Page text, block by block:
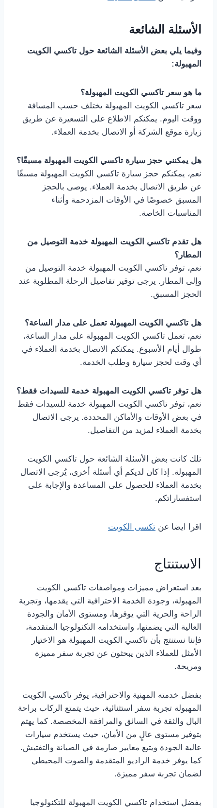
الأسئلة الشائعة
وفيما يلي بعض الأسئلة الشائعة حول تاكسي الكويت
المهبولة:
ما هو سعر تاكسي الكويت المهبولة؟
سعر تاكسي الكويت المهبولة يختلف حسب المسافة
ووقت اليوم. يمكنكم الاطلاع على التسعيرة عن طريق
زيارة موقع الشركة أو الاتصال بخدمة العملاء.
هل يمكنني حجز سيارة تاكسي الكويت المهبولة مسبقًا؟
نعم، يمكنكم حجز سيارة تاكسي الكويت المهبولة مسبقًا
عن طريق الاتصال بخدمة العملاء. يوصى بالحجز
المسبق خصوصًا في الأوقات المزدحمة وأثناء
المناسبات الخاصة.
هل تقدم تاكسي الكويت المهبولة خدمة التوصيل من
المطار؟
نعم، توفر تاكسي الكويت المهبولة خدمة التوصيل من
وإلى المطار. يرجى توفير تفاصيل الرحلة المطلوبة عند
الحجز المسبق.
هل تاكسي الكويت المهبولة تعمل على مدار الساعة؟
نعم، تعمل تاكسي الكويت المهبولة على مدار الساعة،
طوال أيام الأسبوع. يمكنكم الاتصال بخدمة العملاء في
أي وقت لحجز سيارة وطلب الخدمة.
هل توفر تاكسي الكويت المهبولة خدمة للسيدات فقط؟
نعم، توفر تاكسي الكويت المهبولة خدمة للسيدات فقط
في بعض الأوقات والأماكن المحددة. يرجى الاتصال
بخدمة العملاء لمزيد من التفاصيل.
تلك كانت بعض الأسئلة الشائعة حول تاكسي الكويت
المهبولة. إذا كان لديكم أي أسئلة أخرى، يُرجى الاتصال
بخدمة العملاء للحصول على المساعدة والإجابة على
استفساراتكم.
اقرا ايضا عن تكسى الكويت
الاستنتاج
بعد استعراض مميزات ومواصفات تاكسي الكويت
المهبولة، وجودة الخدمة الاحترافية التي يقدمها، وتجربة
الراحة والحرية التي يوفرها، ومستوى الأمان والجودة
العالية التي يضمنها، واستخدامه التكنولوجيا المتقدمة،
فإننا نستنتج بأن تاكسي الكويت المهبولة هو الاختيار
الأمثل للعملاء الذين يبحثون عن تجربة سفر مميزة
ومريحة.
بفضل خدمته المهنية والاحترافية، يوفر تاكسي الكويت
المهبولة تجربة سفر استثنائية، حيث يتمتع الركاب براحة
البال والثقة في السائق والمرافقة المخصصة. كما يهتم
بتوفير مستوى عالٍ من الأمان، حيث يستخدم سيارات
عالية الجودة ويتبع معايير صارمة في الصيانة والتفتيش.
كما يوفر خدمة الراديو المتقدمة والصوت المحيطي
لضمان تجربة سفر مميزة.
بفضل استخدام تاكسي الكويت المهبولة للتكنولوجيا